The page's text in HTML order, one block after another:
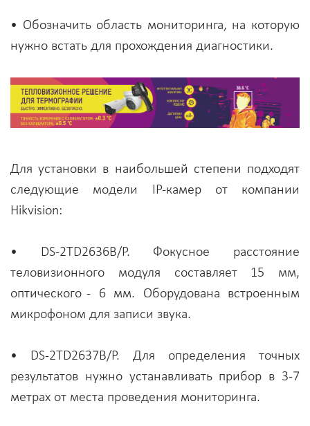
• Обозначить область мониторинга, на которую
нужно встать для прохождения диагностики.
Для установки в наибольшей степени подходят
следующие модели IP-камер от компании
Hikvision:
• DS-2TD2636B/P. Фокусное расстояние
теловизионного модуля составляет 15 мм,
оптического - 6 мм. Оборудована встроенным
микрофоном для записи звука.
• DS-2TD2637B/P. Для определения точных
результатов нужно устанавливать прибор в 3-7
метрах от места проведения мониторинга.